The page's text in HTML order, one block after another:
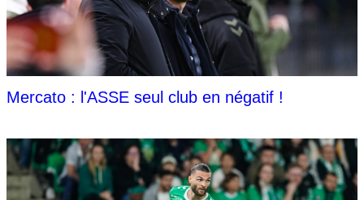
Mercato : l'ASSE seul club en négatif !